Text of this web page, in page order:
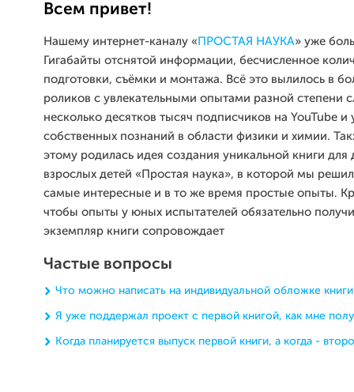
Всем привет!
Нашему интернет-каналу «ПРОСТАЯ НАУКА» уже
Гигабайты отснятой информации, бесчисленное
подготовки, съёмки и монтажа. Всё это вылилось в
роликов с увлекательными опытами разной степени
несколько десятков тысяч подписчиков на YouTube и
собственных познаний в области физики и химии.
этому родилась идея создания уникальной книги для
взрослых детей «Простая наука», в которой мы
самые интересные и в то же время простые опыты.
чтобы опыты у юных испытателей обязательно
экземпляр книги сопровождает
Частые вопросы
Что можно написать на индивидуальной обложке
Я уже поддержал проект с первой книгой, как мне
Когда планируется выпуск первой книги, а когда -